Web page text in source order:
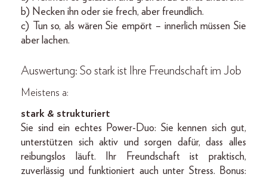
b) Necken ihn oder sie frech, aber freundlich.
c) Tun so, als wären Sie empört – innerlich müssen Sie
aber lachen.
Auswertung: So stark ist Ihre Freundschaft im Job
Meistens a:
stark & strukturiert
Sie sind ein echtes Power-Duo: Sie kennen sich gut,
unterstützen sich aktiv und sorgen dafür, dass alles
reibungslos läuft. Ihr Freundschaft ist praktisch,
zuverlässig und funktioniert auch unter Stress. Bonus: